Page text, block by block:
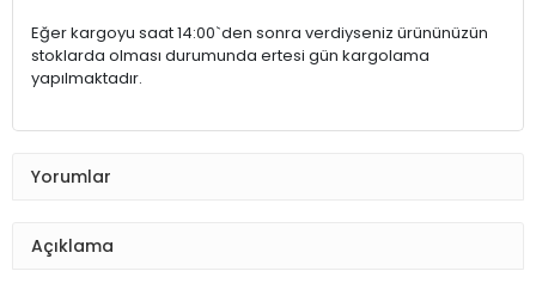
Eğer kargoyu saat 14:00`den sonra verdiyseniz ürününüzün
stoklarda olması durumunda ertesi gün kargolama
yapılmaktadır.
Yorumlar
Açıklama